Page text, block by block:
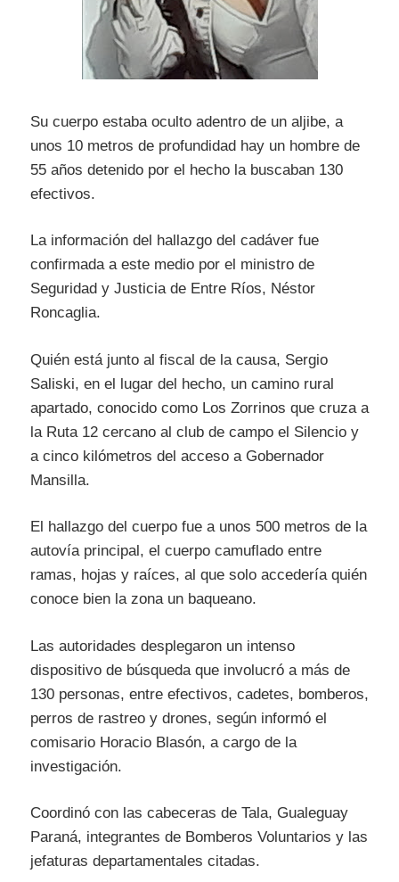
Su cuerpo estaba oculto adentro de un aljibe, a
unos 10 metros de profundidad hay un hombre de
55 años detenido por el hecho la buscaban 130
efectivos.
La información del hallazgo del cadáver fue
confirmada a este medio por el ministro de
Seguridad y Justicia de Entre Ríos, Néstor
Roncaglia.
Quién está junto al fiscal de la causa, Sergio
Saliski, en el lugar del hecho, un camino rural
apartado, conocido como Los Zorrinos que cruza a
la Ruta 12 cercano al club de campo el Silencio y
a cinco kilómetros del acceso a Gobernador
Mansilla.
El hallazgo del cuerpo fue a unos 500 metros de la
autovía principal, el cuerpo camuflado entre
ramas, hojas y raíces, al que solo accedería quién
conoce bien la zona un baqueano.
Las autoridades desplegaron un intenso
dispositivo de búsqueda que involucró a más de
130 personas, entre efectivos, cadetes, bomberos,
perros de rastreo y drones, según informó el
comisario Horacio Blasón, a cargo de la
investigación.
Coordinó con las cabeceras de Tala, Gualeguay
Paraná, integrantes de Bomberos Voluntarios y las
jefaturas departamentales citadas.